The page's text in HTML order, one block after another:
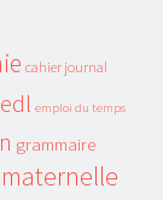
cahier journal
edl emploi du temps
grammaire
maternelle